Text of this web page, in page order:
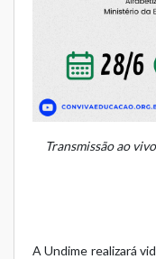
Transmissão ao
A Undime realizará